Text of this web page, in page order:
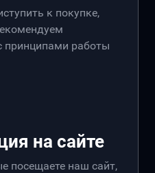
к покупке,
принципами работы
на сайте
посещаете наш сайт,